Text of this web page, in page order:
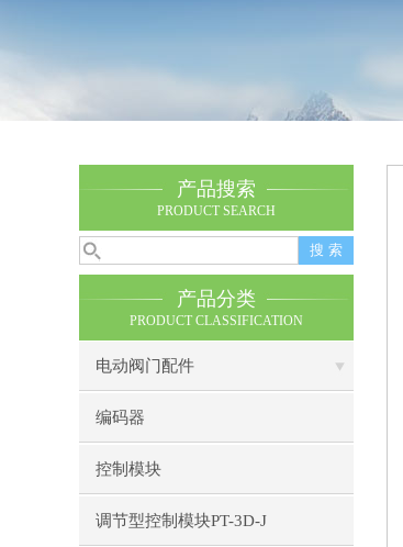
产品搜索
PRODUCT SEARCH
产品分类
PRODUCT CLASSIFICATION
电动阀门配件
编码器
控制模块
调节型控制模块PT-3D-J